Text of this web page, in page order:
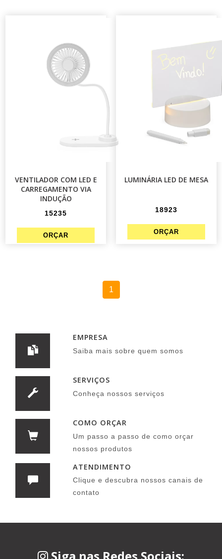
VENTILADOR COM LED E
CARREGAMENTO VIA
INDUÇÃO
15235
LUMINÁRIA LED DE MESA
18923
1
EMPRESA
Saiba mais sobre quem somos
SERVIÇOS
Conheça nossos serviços
COMO ORÇAR
Um passo a passo de como orçar
nossos produtos
ATENDIMENTO
Clique e descubra nossos canais de
contato
Siga nas Redes Sociais: